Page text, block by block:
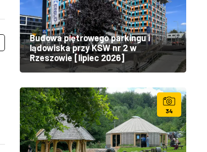
Budowa piętrowego parkingu i
lądowiska przy KSW nr 2 w
Rzeszowie [lipiec 2026]
34